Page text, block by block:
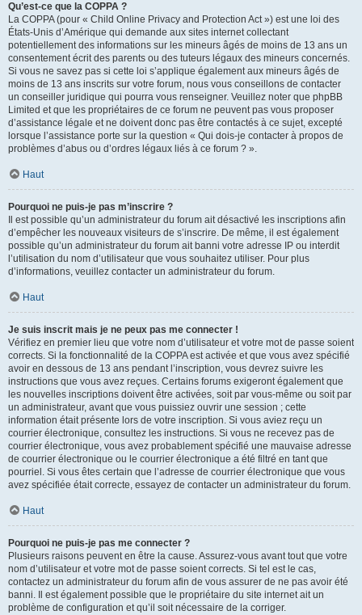
Qu’est-ce que la COPPA ?
La COPPA (pour « Child Online Privacy and Protection Act ») est une loi des
États-Unis d’Amérique qui demande aux sites internet collectant
potentiellement des informations sur les mineurs âgés de moins de 13 ans un
consentement écrit des parents ou des tuteurs légaux des mineurs concernés.
Si vous ne savez pas si cette loi s’applique également aux mineurs âgés de
moins de 13 ans inscrits sur votre forum, nous vous conseillons de contacter
un conseiller juridique qui pourra vous renseigner. Veuillez noter que phpBB
Limited et que les propriétaires de ce forum ne peuvent pas vous proposer
d’assistance légale et ne doivent donc pas être contactés à ce sujet, excepté
lorsque l’assistance porte sur la question « Qui dois-je contacter à propos de
problèmes d’abus ou d’ordres légaux liés à ce forum ? ».
Haut
Pourquoi ne puis-je pas m’inscrire ?
Il est possible qu’un administrateur du forum ait désactivé les inscriptions afin
d’empêcher les nouveaux visiteurs de s’inscrire. De même, il est également
possible qu’un administrateur du forum ait banni votre adresse IP ou interdit
l’utilisation du nom d’utilisateur que vous souhaitez utiliser. Pour plus
d’informations, veuillez contacter un administrateur du forum.
Haut
Je suis inscrit mais je ne peux pas me connecter !
Vérifiez en premier lieu que votre nom d’utilisateur et votre mot de passe soient
corrects. Si la fonctionnalité de la COPPA est activée et que vous avez spécifié
avoir en dessous de 13 ans pendant l’inscription, vous devrez suivre les
instructions que vous avez reçues. Certains forums exigeront également que
les nouvelles inscriptions doivent être activées, soit par vous-même ou soit par
un administrateur, avant que vous puissiez ouvrir une session ; cette
information était présente lors de votre inscription. Si vous aviez reçu un
courrier électronique, consultez les instructions. Si vous ne recevez pas de
courrier électronique, vous avez probablement spécifié une mauvaise adresse
de courrier électronique ou le courrier électronique a été filtré en tant que
pourriel. Si vous êtes certain que l’adresse de courrier électronique que vous
avez spécifiée était correcte, essayez de contacter un administrateur du forum.
Haut
Pourquoi ne puis-je pas me connecter ?
Plusieurs raisons peuvent en être la cause. Assurez-vous avant tout que votre
nom d’utilisateur et votre mot de passe soient corrects. Si tel est le cas,
contactez un administrateur du forum afin de vous assurer de ne pas avoir été
banni. Il est également possible que le propriétaire du site internet ait un
problème de configuration et qu’il soit nécessaire de la corriger.